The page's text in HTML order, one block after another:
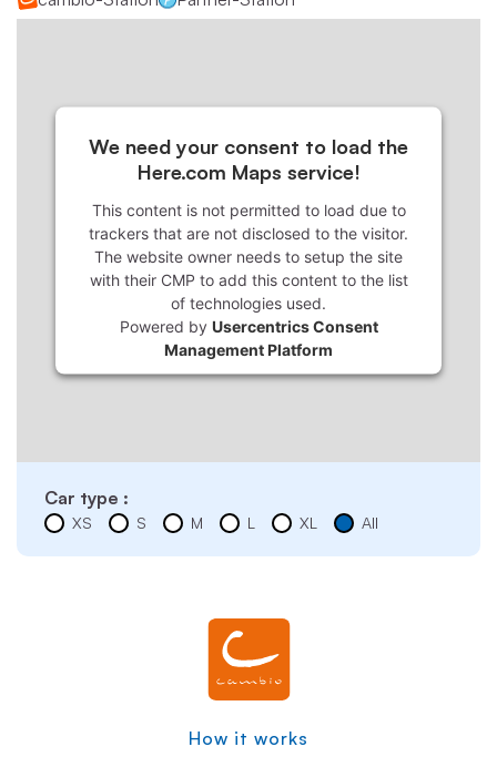
We need your consent to load the
Here.com Maps service!
This content is not permitted to load due to
trackers that are not disclosed to the visitor.
The website owner needs to setup the site
with their CMP to add this content to the list
of technologies used.
Powered by Usercentrics Consent
Management Platform
Car type :
XS S M L XL All
How it works